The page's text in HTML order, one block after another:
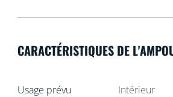
CARACTÉRISTIQUES DE
Usage prévu Intérieur